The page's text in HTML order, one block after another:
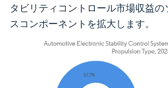
タビリティコントロール市場収益
スコンポーネントを拡大します。